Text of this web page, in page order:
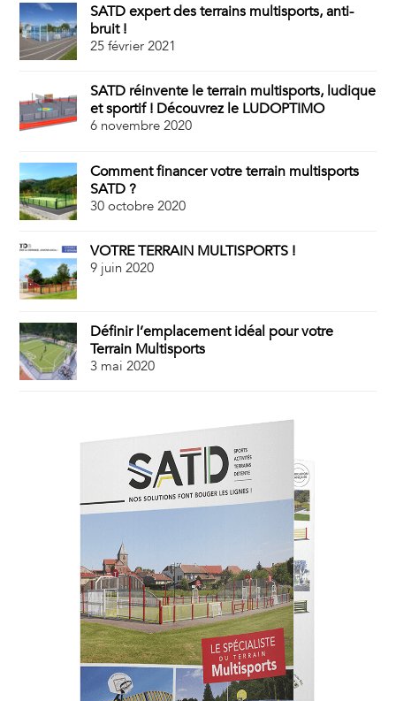
b
o
o
k
e
d
I
n
u
b
SATD expert des terrains multisports, anti-
bruit !
25 février 2021
SATD réinvente le terrain multisports, ludique
et sportif ! Découvrez le LUDOPTIMO
6 novembre 2020
Comment financer votre terrain multisports
SATD ?
30 octobre 2020
VOTRE TERRAIN MULTISPORTS !
9 juin 2020
Définir l’emplacement idéal pour votre
Terrain Multisports
3 mai 2020